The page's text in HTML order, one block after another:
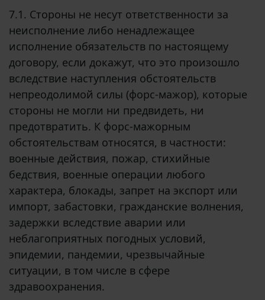
7.1. Стороны не несут ответственности за
неисполнение либо ненадлежащее
исполнение обязательств по настоящему
договору, если докажут, что это произошло
вследствие наступления обстоятельств
непреодолимой силы (форс-мажор), которые
стороны не могли ни предвидеть, ни
предотвратить. К форс-мажорным
обстоятельствам относятся, в частности:
военные действия, пожар, стихийные
бедствия, военные операции любого
характера, блокады, запрет на экспорт или
импорт, забастовки, гражданские волнения,
задержки вследствие аварии или
неблагоприятных погодных условий,
эпидемии, пандемии, чрезвычайные
ситуации, в том числе в сфере
здравоохранения.